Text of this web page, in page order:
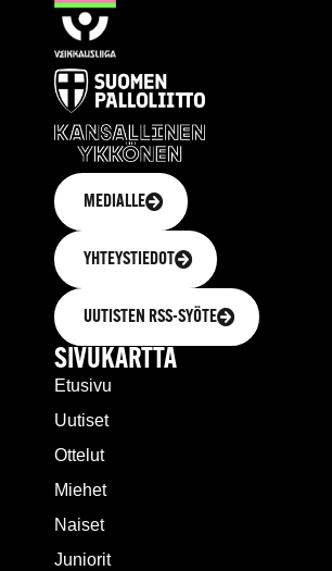
MEDIALLE
YHTEYSTIEDOT
UUTISTEN RSS-SYÖTE
SIVUKARTTA
Etusivu
Uutiset
Ottelut
Miehet
Naiset
Juniorit